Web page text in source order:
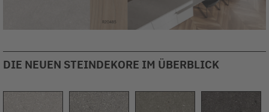
DIE NEUEN STEINDEKORE IM ÜBERBLICK